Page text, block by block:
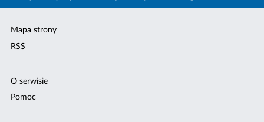
Mapa strony
RSS
O serwisie
Pomoc